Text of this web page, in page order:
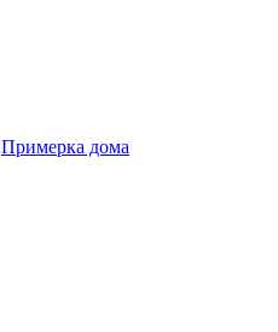
Примерка дома